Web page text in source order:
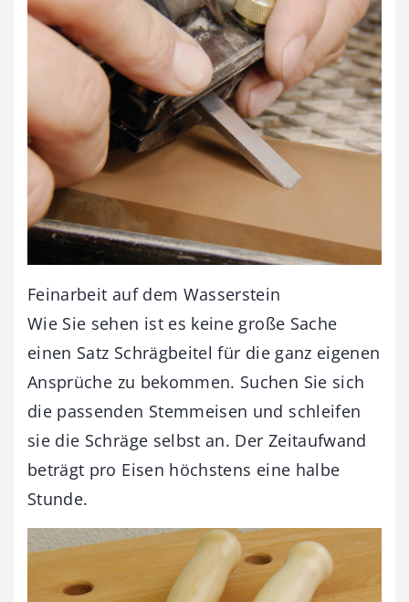
Feinarbeit auf dem Wasserstein
Wie Sie sehen ist es keine große Sache
einen Satz Schrägbeitel für die ganz eigenen
Ansprüche zu bekommen. Suchen Sie sich
die passenden Stemmeisen und schleifen
sie die Schräge selbst an. Der Zeitaufwand
beträgt pro Eisen höchstens eine halbe
Stunde.